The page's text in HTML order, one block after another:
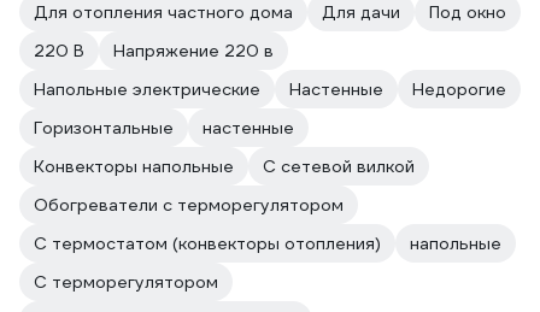
Для отопления частного дома
Для дачи
Под окно
220 В
Напряжение 220 в
Напольные электрические
Настенные
Недорогие
Горизонтальные
настенные
Конвекторы напольные
С сетевой вилкой
Обогреватели с терморегулятором
С термостатом (конвекторы отопления)
напольные
С терморегулятором